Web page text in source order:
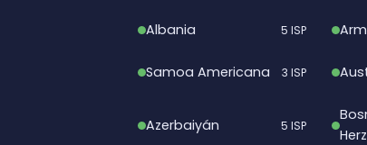
Albania 5 ISP
Samoa Americana 3 ISP
Azerbaiyán 5 ISP